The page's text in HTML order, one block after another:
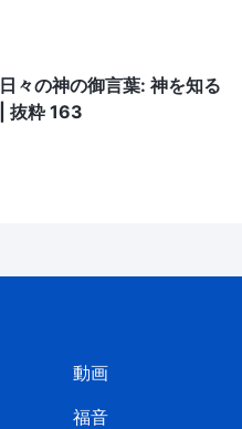
日々の神の御言葉: 神を知る
| 抜粋 163
動画
福音